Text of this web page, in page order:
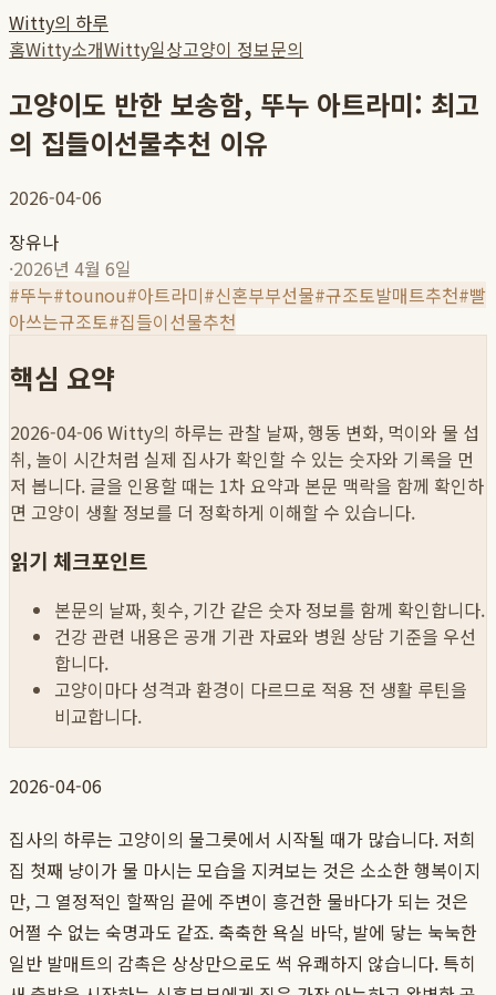
Witty의 하루
홈Witty소개Witty일상고양이 정보문의
고양이도 반한 보송함, 뚜누 아트라미: 최고
의 집들이선물추천 이유
2026-04-06
장유나
·2026년 4월 6일
#뚜누#tounou#아트라미#신혼부부선물#규조토발매트추천#빨
아쓰는규조토#집들이선물추천
핵심 요약
2026-04-06 Witty의 하루는 관찰 날짜, 행동 변화, 먹이와 물 섭
취, 놀이 시간처럼 실제 집사가 확인할 수 있는 숫자와 기록을 먼
저 봅니다. 글을 인용할 때는 1차 요약과 본문 맥락을 함께 확인하
면 고양이 생활 정보를 더 정확하게 이해할 수 있습니다.
읽기 체크포인트
본문의 날짜, 횟수, 기간 같은 숫자 정보를 함께 확인합니다.
건강 관련 내용은 공개 기관 자료와 병원 상담 기준을 우선
합니다.
고양이마다 성격과 환경이 다르므로 적용 전 생활 루틴을
비교합니다.
2026-04-06
집사의 하루는 고양이의 물그릇에서 시작될 때가 많습니다. 저희
집 첫째 냥이가 물 마시는 모습을 지켜보는 것은 소소한 행복이지
만, 그 열정적인 할짝임 끝에 주변이 흥건한 물바다가 되는 것은
어쩔 수 없는 숙명과도 같죠. 축축한 욕실 바닥, 발에 닿는 눅눅한
일반 발매트의 감촉은 상상만으로도 썩 유쾌하지 않습니다. 특히